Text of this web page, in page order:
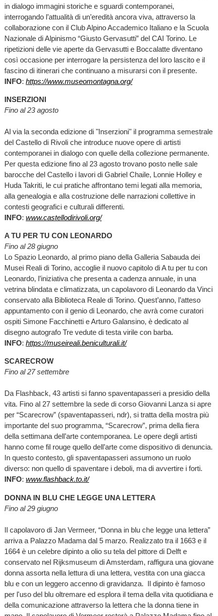
in dialogo immagini storiche e sguardi contemporanei,
interrogando l’attualità di un’eredità ancora viva, attraverso la
collaborazione con il Club Alpino Accademico Italiano e la Scuola
Nazionale di Alpinismo “Giusto Gervasutti” del CAI Torino. Le
ripetizioni delle vie aperte da Gervasutti e Boccalatte diventano
così occasione per interrogare la persistenza del loro lascito e il
fascino di itinerari che continuano a misurarsi con il presente.
INFO: https://www.museomontagna.org/
INSERZIONI
Fino al 23 agosto
Al via la seconda edizione di "Inserzioni" il programma semestrale
del Castello di Rivoli che introduce nuove opere di artisti
contemporanei in dialogo con quelle della collezione permanente.
Per questa edizione fino al 23 agosto trovano posto nelle sale
barocche del Castello i lavori di Gabriel Chaile, Lonnie Holley e
Huda Takriti, le cui pratiche affrontano temi legati alla memoria,
alla genealogia e alla costruzione delle narrazioni collettive in
contesti geografici e culturali differenti.
INFO: www.castellodirivoli.org/
A TU PER TU CON LEONARDO
Fino al 28 giugno
Lo Spazio Leonardo, al primo piano della Galleria Sabauda dei
Musei Reali di Torino, accoglie il nuovo capitolo di A tu per tu con
Leonardo, l’iniziativa che presenta a cadenza annuale, in una
vetrina blindata e climatizzata, un capolavoro di Leonardo da Vinci
conservato alla Biblioteca Reale di Torino. Quest’anno, l’atteso
appuntamento con il genio di Leonardo, che avrà come curatori
ospiti Simone Facchinetti e Arturo Galansino, è dedicato al
disegno autografo Tre vedute di testa virile con barba.
INFO: https://museireali.beniculturali.it/
SCARECROW
Fino al 27 settembre
Da Flashback, 43 artisti si fanno spaventapasseri a presidio della
vita. Fino al 27 settembre la sede di corso Giovanni Lanza si apre
per “Scarecrow” (spaventapasseri, ndr), si tratta della mostra più
importante del suo programma, “Scarecrow”, prima della fiera
della settimana dell’arte contemporanea. Le opere degli artisti
hanno come fil rouge quello dell’arte come dispositivo di denuncia.
In questo contesto, gli spaventapasseri assumono un ruolo
diverso: non quello di spaventare i deboli, ma di avvertire i forti.
INFO: www.flashback.to.it/
DONNA IN BLU CHE LEGGE UNA LETTERA
Fino al 29 giugno
Il capolavoro di Jan Vermeer, “Donna in blu che legge una lettera”
arriva a Palazzo Madama dal 5 marzo. Realizzato tra il 1663 e il
1664 è un celebre dipinto a olio su tela del pittore di Delft e
conservato nel Rijksmuseum di Amsterdam, raffigura una giovane
donna assorta nella lettura di una lettera, vestita con una giacca
blu e con un leggero accenno di gravidanza. Il dipinto è famoso
per l'uso del blu oltremare ed esplora il tema della vita quotidiana e
della comunicazione attraverso la lettera che la donna tiene in